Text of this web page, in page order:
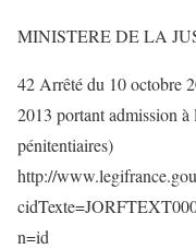
MINISTERE DE LA
42 Arrêté du 10 octobre
2013 portant admission à
pénitentiaires)
http://
n=id